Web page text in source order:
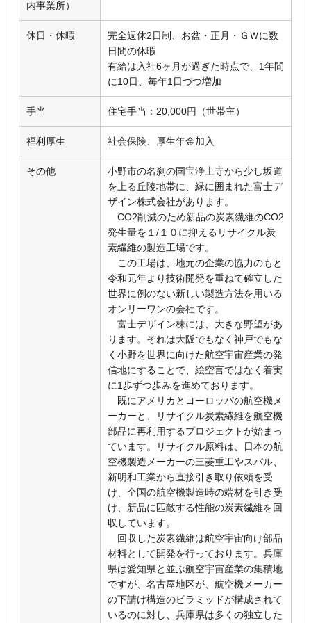
内事業所）
休日・休暇
完全週休2日制、お盆・正月・ＧＷに数
日間の休暇
有給は入社6ヶ月が過ぎた時点で、1年間
に10日、毎年1日づつ増加
手当 住宅手当：20,000円（世帯主）
福利厚生 社会保険、厚生年金加入
その他
小野市の名刹の国宝浄土寺から少し坂道
を上る丘陵地帯に、緑に囲まれた富士デ
ザイン株式会社があります。
CO2削減のため新品の炭素繊維のCO2
発生量を１/１０に抑えるリサイクル炭
素繊維の製造工場です。
この工場は、地元の企業の協力のもと
令和元年より技術開発を重ねて確立した
世界に例のない新しい製造方法を用いる
オンリーワンの会社です。
富士デザイン株には、大きな野望があ
ります。それは大阪でもなく神戸でもな
く小野を世界に向けた航空宇宙産業の発
信地にすることで、絵空言ではなく着実
に1歩ずつ歩みを進めております。
既にアメリカとヨーロッパの航空機メ
ーカーと、リサイクル炭素繊維を航空機
部品に再利用するプロジェクトが始まっ
ています。リサイクル原料は、日本の航
空機製造メーカーの三菱重工やスバル、
新明和工業から直接引き取り依頼を受
け、全国の航空機製造時の端材を引き受
け、新品に匹敵する性能の炭素繊維を回
収しています。
回収した炭素繊維は航空宇宙向け部品
材料として開発を行っております。兵庫
県は愛知県と並ぶ航空宇宙産業の集積地
ですが、名古屋地区が、航空機メーカー
の下請け構造のピラミッドが構成されて
いるのに対し、兵庫県は多くの独立した